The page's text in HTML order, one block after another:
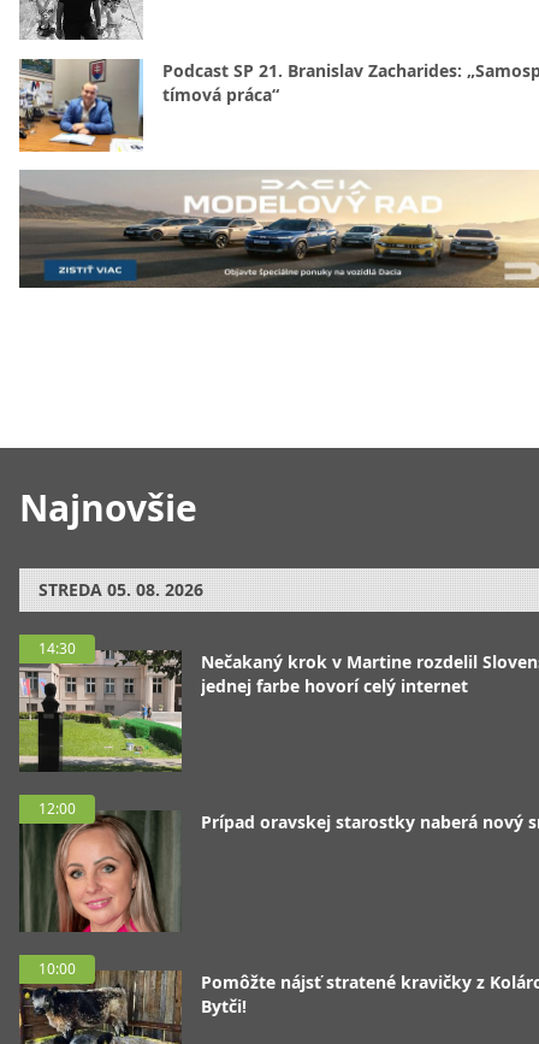
Najnovšie
STREDA 05. 08. 2026
14:30
Nečakaný krok v Martine rozdelil
jednej farbe hovorí celý internet
12:00
Prípad oravskej starostky naberá nový
10:00
Pomôžte nájsť stratené kravičky z
Bytči!
Podcast SP 21. Branislav Zacharides:
tímová práca“